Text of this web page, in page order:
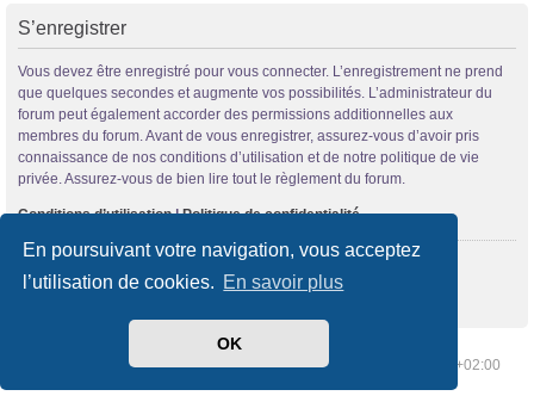
En poursuivant votre navigation, vous acceptez
l’utilisation de cookies. En savoir plus
OK
S’enregistrer
Vous devez être enregistré pour vous connecter. L’enregistrement ne prend
que quelques secondes et augmente vos possibilités. L’administrateur du
forum peut également accorder des permissions additionnelles aux
membres du forum. Avant de vous enregistrer, assurez-vous d’avoir pris
connaissance de nos conditions d’utilisation et de notre politique de vie
privée. Assurez-vous de bien lire tout le règlement du forum.
Conditions d’utilisation|Politique de confidentialité
S’enregistrer
Supprimer les cookies Heures au format UTC+02:00